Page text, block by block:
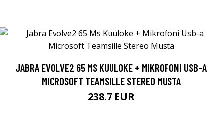
JABRA EVOLVE2 65 MS KUULOKE + MIKROFONI USB-A
MICROSOFT TEAMSILLE STEREO MUSTA
238.7 EUR